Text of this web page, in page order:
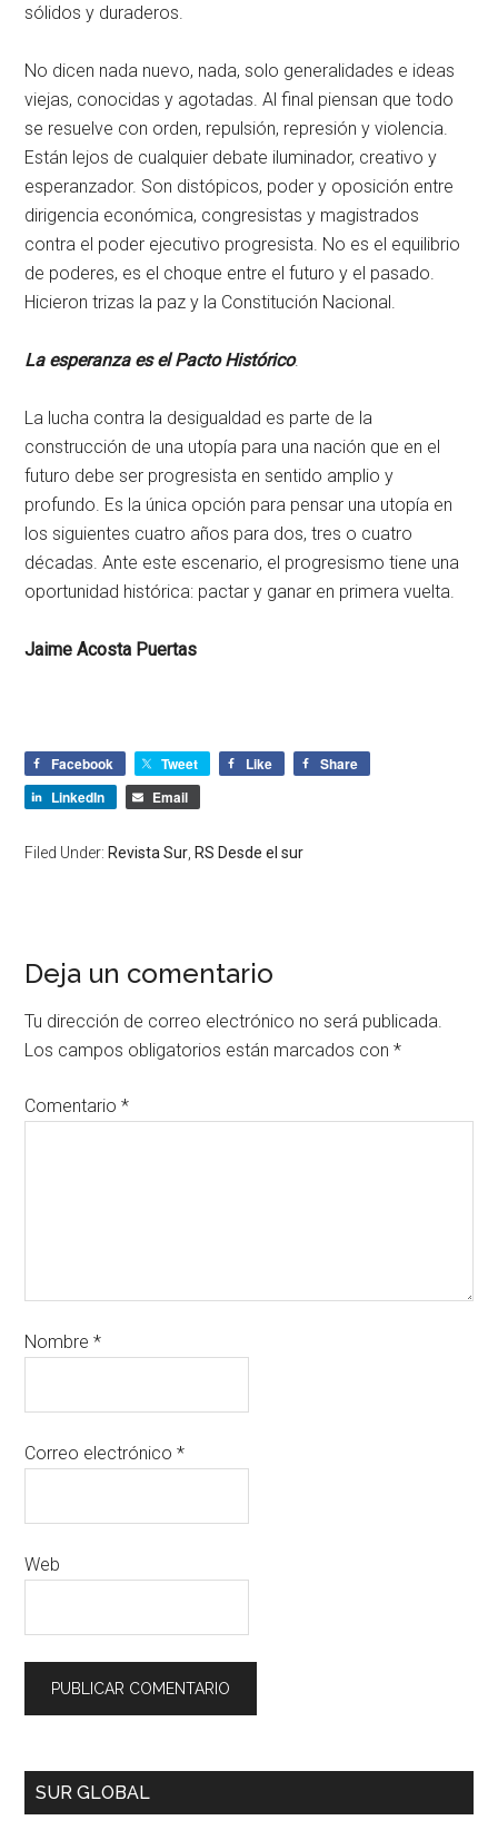
sólidos y duraderos.
No dicen nada nuevo, nada, solo generalidades e ideas
viejas, conocidas y agotadas. Al final piensan que todo
se resuelve con orden, repulsión, represión y violencia.
Están lejos de cualquier debate iluminador, creativo y
esperanzador. Son distópicos, poder y oposición entre
dirigencia económica, congresistas y magistrados
contra el poder ejecutivo progresista. No es el equilibrio
de poderes, es el choque entre el futuro y el pasado.
Hicieron trizas la paz y la Constitución Nacional.
La esperanza es el Pacto Histórico.
La lucha contra la desigualdad es parte de la
construcción de una utopía para una nación que en el
futuro debe ser progresista en sentido amplio y
profundo. Es la única opción para pensar una utopía en
los siguientes cuatro años para dos, tres o cuatro
décadas. Ante este escenario, el progresismo tiene una
oportunidad histórica: pactar y ganar en primera vuelta.
Jaime Acosta Puertas
Facebook Tweet Like
Share
LinkedIn
Email
Filed Under: Revista Sur RS Desde el sur
Deja un comentario
Tu dirección de correo electrónico no será publicada.
Los campos obligatorios están marcados con*
Comentario*
Nombre*
Correo electrónico*
Web
SUR GLOBAL